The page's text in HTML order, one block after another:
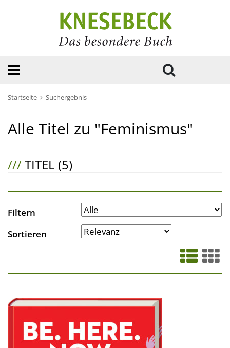
Startseite Suchergebnis
Alle Titel zu "Feminismus"
///TITEL (5)
Filtern
Sortieren